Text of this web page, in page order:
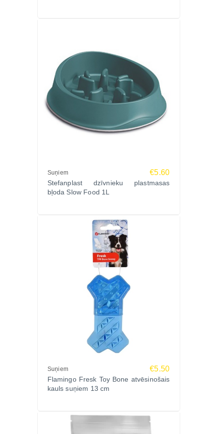
Suņiem €5.60
Stefanplast dzīvnieku plastmasas
bļoda Slow Food 1L
Suņiem €5.50
Flamingo Fresk Toy Bone atvēsinošais
kauls suņiem 13 cm